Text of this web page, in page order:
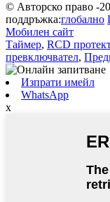
© Авторско право -
поддръжка:глобално
Мобилен сайт
Таймер, RCD
превключвател,
Изпрати имейл
WhatsApp
x